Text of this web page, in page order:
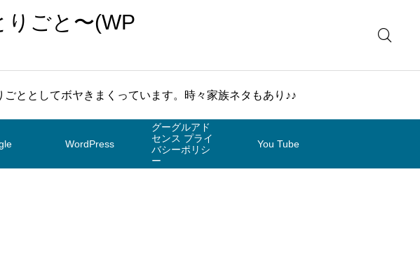
りごと〜(WP
ととしてボヤきまくっています。時々家族ネタもあり♪♪
WordPress
グーグルアド
センス プライ
バシーポリシ
ー
You Tube